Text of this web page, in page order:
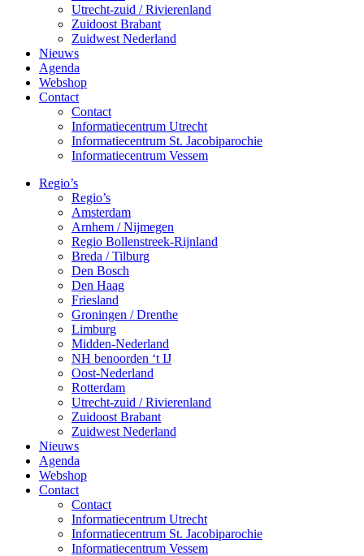
Utrecht-zuid / Rivierenland
Zuidoost Brabant
Zuidwest Nederland
Nieuws
Agenda
Webshop
Contact
Contact
Informatiecentrum Utrecht
Informatiecentrum St. Jacobiparochie
Informatiecentrum Vessem
Regio’s
Regio’s
Amsterdam
Arnhem / Nijmegen
Regio Bollenstreek-Rijnland
Breda / Tilburg
Den Bosch
Den Haag
Friesland
Groningen / Drenthe
Limburg
Midden-Nederland
NH benoorden ‘t IJ
Oost-Nederland
Rotterdam
Utrecht-zuid / Rivierenland
Zuidoost Brabant
Zuidwest Nederland
Nieuws
Agenda
Webshop
Contact
Contact
Informatiecentrum Utrecht
Informatiecentrum St. Jacobiparochie
Informatiecentrum Vessem